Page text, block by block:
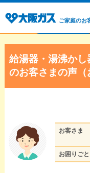
ご家庭のお
給湯器・湯沸か
のお客さまの声（
お客さま
お困りごと